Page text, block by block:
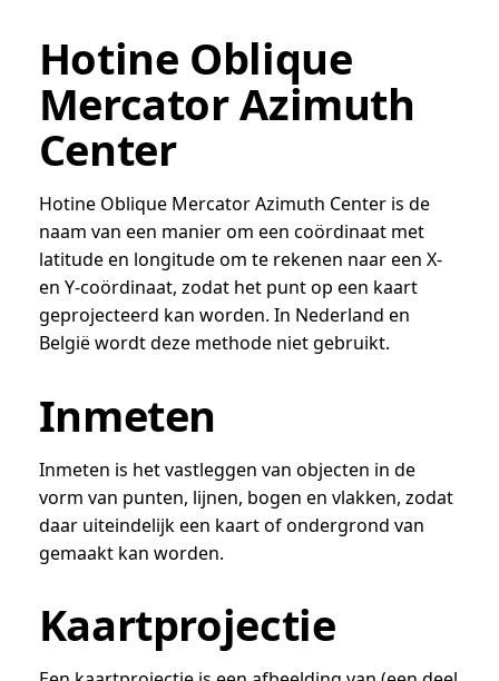
Hotine Oblique
Mercator Azimuth
Center
Hotine Oblique Mercator Azimuth Center is de
naam van een manier om een coördinaat met
latitude en longitude om te rekenen naar een X-
en Y-coördinaat, zodat het punt op een kaart
geprojecteerd kan worden. In Nederland en
België wordt deze methode niet gebruikt.
Inmeten
Inmeten is het vastleggen van objecten in de
vorm van punten, lijnen, bogen en vlakken, zodat
daar uiteindelijk een kaart of ondergrond van
gemaakt kan worden.
Kaartprojectie